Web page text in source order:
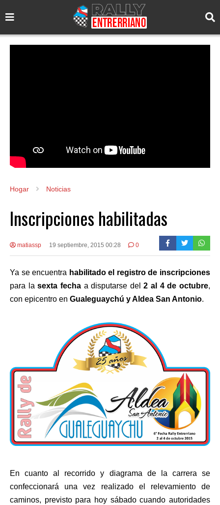
Hogar Noticias
Inscripciones habilitadas
matiassp 19 septiembre, 2015 00:28 0
Ya se encuentra habilitado el registro de inscripciones
para lasexta fechaa disputarse del 2 al 4 de octubre,
con epicentro en Gualeguaychú y Aldea San Antonio.
En cuanto al recorrido y diagrama de la carrera se
confeccionará una vez realizado el relevamiento de
caminos, previsto para hoy sábado cuando autoridades